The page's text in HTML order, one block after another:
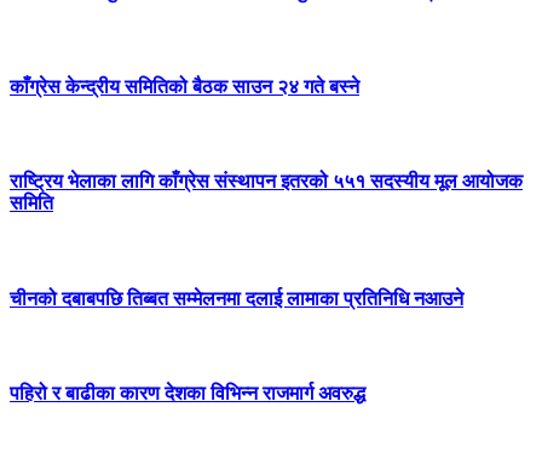
काँग्रेस केन्द्रीय समितिको बैठक साउन २४ गते बस्ने
राष्ट्रिय भेलाका लागि काँग्रेस संस्थापन इतरको ५५१ सदस्यीय मूल आयोजक
समिति
चीनको दबाबपछि तिब्बत सम्मेलनमा दलाई लामाका प्रतिनिधि नआउने
पहिरो र बाढीका कारण देशका विभिन्न राजमार्ग अवरुद्ध